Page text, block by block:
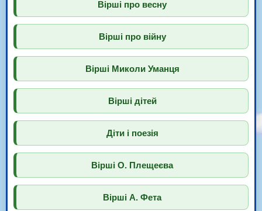
Вірші про весну
Вірші про війну
Вірші Миколи Уманця
Вірші дітей
Діти і поезія
Вірші О. Плещеєва
Вірші А. Фета